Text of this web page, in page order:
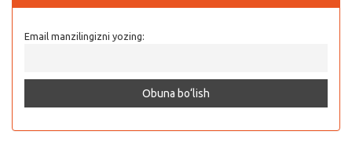
Email manzilingizni yozing: